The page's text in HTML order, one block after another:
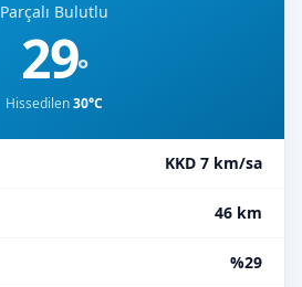
Parçalı Bulutlu
29°
Hissedilen30°C
KKD 7 km/sa
46 km
%29